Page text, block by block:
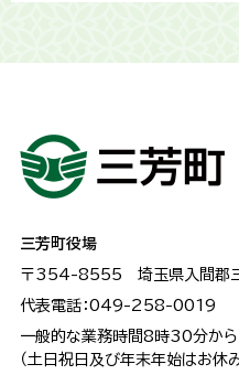
三芳町役場
〒354-8555 埼玉県入間郡
代表電話：049-258-0019
一般的な業務時間8時30分か
（土日祝日及び年末年始はお休み